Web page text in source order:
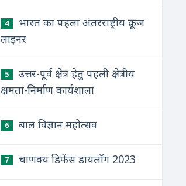
4
भारत का पहला अंतरराष्ट्रीय क्रूज
लाइनर
5
उत्तर-पूर्व क्षेत्र हेतु पहली क्षेत्रीय
क्षमता-निर्माण कार्यशाला
6 बाल विज्ञान महोत्सव
7 चाणक्य डिफेंस डायलॉग 2023